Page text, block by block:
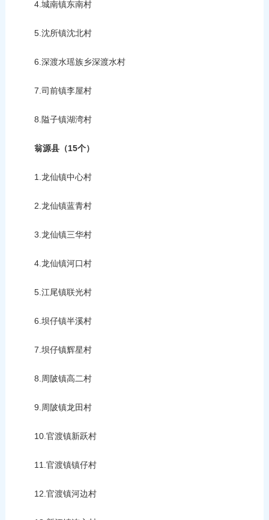
4.城南镇东南村
5.沈所镇沈北村
6.深渡水瑶族乡深渡水村
7.司前镇李屋村
8.隘子镇湖湾村
翁源县（15个）
1.龙仙镇中心村
2.龙仙镇蓝青村
3.龙仙镇三华村
4.龙仙镇河口村
5.江尾镇联光村
6.坝仔镇半溪村
7.坝仔镇辉星村
8.周陂镇高二村
9.周陂镇龙田村
10.官渡镇新跃村
11.官渡镇镇仔村
12.官渡镇河边村